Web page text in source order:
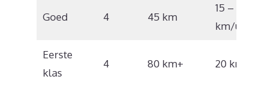
Goed 4 45 km
15 – 17
km/u
Eerste
klas
4 80 km+ 20 km/u